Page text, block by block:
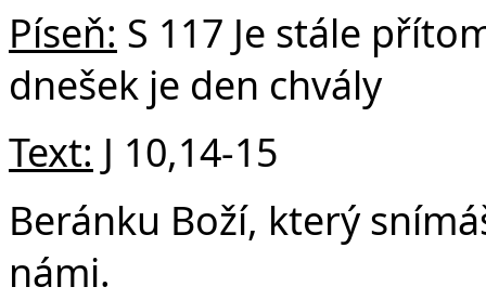
Píseň: S 117 Je stále
dnešek je den chvály
Text: J 10,14-15
Beránku Boží, který
námi.